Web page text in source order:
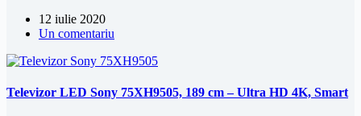
12 iulie 2020
Un comentariu
Televizor LED Sony 75XH9505, 189 cm – Ultra HD 4K, Smart